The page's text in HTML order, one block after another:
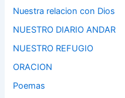
Nuestra relacion con Dios
NUESTRO DIARIO ANDAR
NUESTRO REFUGIO
ORACION
Poemas